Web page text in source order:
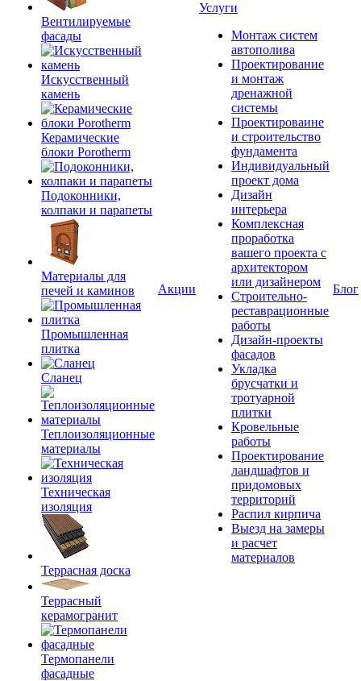
Вентилируемые
фасады
Искусственный
камень
Керамические
блоки Porotherm
Подоконники,
колпаки и парапеты
Материалы для
печей и каминов
Промышленная
плитка
Сланец
Теплоизоляционные
материалы
Техническая
изоляция
Террасная доска
Террасный
керамогранит
Термопанели
фасадные
Акции
Услуги
Монтаж систем
автополива
Проектирование
и монтаж
дренажной
системы
Проектироваине
и строительство
фундамента
Индивидуальный
проект дома
Дизайн
интерьера
Комплексная
проработка
вашего проекта с
архитектором
или дизайнером
Строительно-
реставрационные
работы
Дизайн-проекты
фасадов
Укладка
брусчатки и
тротуарной
плитки
Кровельные
работы
Проектирование
ландшафтов и
придомовых
территорий
Распил кирпича
Выезд на замеры
и расчет
материалов
Блог